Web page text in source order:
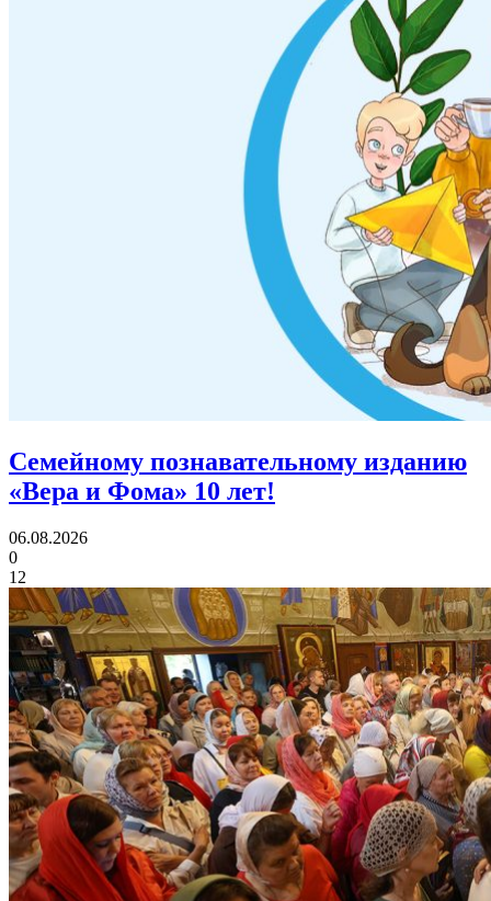
Семейному познавательному изданию
«Вера и Фома» 10 лет!
06.08.2026
0
12